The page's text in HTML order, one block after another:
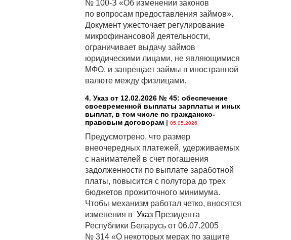
№ 100-З «Об изменении законов
по вопросам предоставления займов».
Документ ужесточает регулирование
микрофинансовой деятельности,
ограничивает выдачу займов
юридическими лицами, не являющимися
МФО, и запрещает займы в иностранной
валюте между физлицами.
4. Указ от 12.02.2026 № 45: обеспечение
своевременной выплаты зарплаты и иных
выплат, в том числе по гражданско-
правовым договорам| 05.05.2026
Предусмотрено, что размер
внеочередных платежей, удерживаемых
с нанимателей в счет погашения
задолженности по выплате заработной
платы, повысится с полутора до трех
бюджетов прожиточного минимума.
Чтобы механизм работал четко, вносятся
изменения в УказПрезидента
Республики Беларусь от 06.07.2005
№ 314 «О некоторых мерах по защите